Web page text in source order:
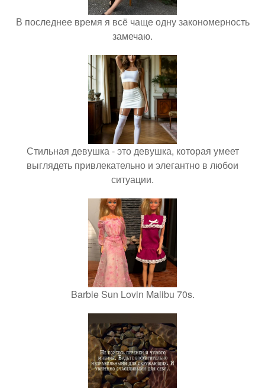
В последнее время я всё чаще одну закономерность
замечаю.
Стильная девушка - это девушка, которая умеет
выглядеть привлекательно и элегантно в любои
ситуации.
Barbie Sun Lovin Malibu 70s.